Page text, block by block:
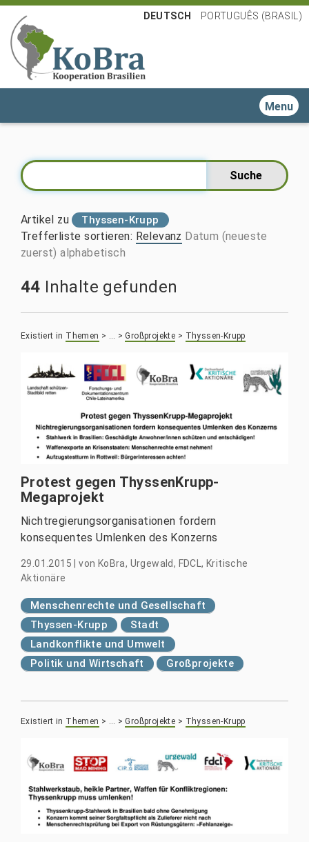
DEUTSCH PORTUGUÊS (BRASIL)
Toggle
Artikel zu Thyssen-Krupp
Trefferliste sortieren: Relevanz Datum (neueste
zuerst) alphabetisch
44 Inhalte gefunden
Existiert in Themen > … >Großprojekte > Thyssen-Krupp
Protest gegen ThyssenKrupp-
Megaprojekt
Nichtregierungsorganisationen fordern
konsequentes Umlenken des Konzerns
29.01.2015 |von KoBra, Urgewald, FDCL, Kritische
Aktionäre
Menschenrechte und Gesellschaft
Thyssen-Krupp
Stadt
Landkonflikte und Umwelt
Politik und Wirtschaft
Großprojekte
Existiert in Themen > … >Großprojekte > Thyssen-Krupp